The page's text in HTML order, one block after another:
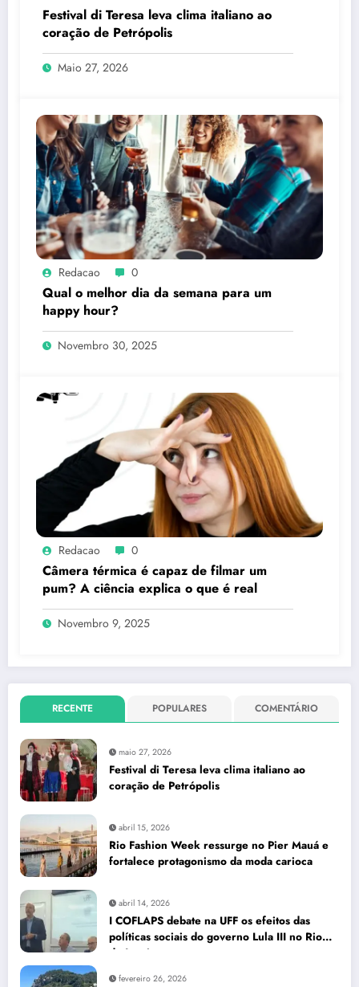
Festival di Teresa leva clima italiano ao
coração de Petrópolis
Maio 27, 2026
Redacao 0
Qual o melhor dia da semana para um
happy hour?
Novembro 30, 2025
Redacao 0
Câmera térmica é capaz de filmar um
pum? A ciência explica o que é real
Novembro 9, 2025
RECENTE POPULARES COMENTÁRIO
maio 27, 2026
Festival di Teresa leva clima italiano ao
coração de Petrópolis
abril 15, 2026
Rio Fashion Week ressurge no Pier Mauá e
fortalece protagonismo da moda carioca
abril 14, 2026
I COFLAPS debate na UFF os efeitos das
políticas sociais do governo Lula III no Rio
de Janeiro
fevereiro 26, 2026